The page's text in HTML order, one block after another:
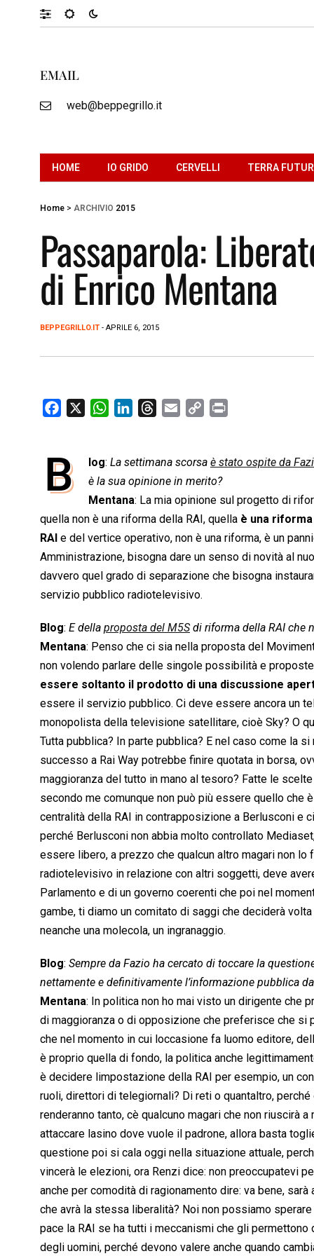
EMAIL
web@beppegrillo.it
HOME IO GRIDO CERVELLI TERRA
Home > ARCHIVIO 2015
Passaparola:
di Enrico Mentana
BEPPEGRILLO.IT - APRILE 6, 2015
e
b
o
k
W
t
s
A
p
p
k
e
d
I
n
e
a
d
s
i
l
y
L
i
n
k
n
B log: La settimana scorsa è stato ospite da
è la sua opinione in merito?
Mentana: La mia opinione sul progetto di
quella non è una riforma della RAI, quella è una
RAI e del vertice operativo, non è una riforma, è un
Amministrazione, bisogna dare un senso di novità al
davvero quel grado di separazione che bisogna
servizio pubblico radiotelevisivo.
Blog: E della proposta del M5Sdi riforma della RAI che
Mentana: Penso che ci sia nella proposta del
non volendo parlare delle singole possibilità e
essere soltanto il prodotto di una discussione
essere il servizio pubblico. Ci deve essere ancora un
monopolista della televisione satellitare, cioè Sky? O
Tutta pubblica? In parte pubblica? E nel caso come la
successo a Rai Way potrebbe finire quotata in borsa,
maggioranza del tutto in mano al tesoro? Fatte le
secondo me comunque non può più essere quello che
centralità della RAI in contrapposizione a Berlusconi e
perché Berlusconi non abbia molto controllato
essere libero, a prezzo che qualcun altro magari non
radiotelevisivo in relazione con altri soggetti, deve
Parlamento e di un governo coerenti che poi nel
gambe, ti diamo un comitato di saggi che deciderà
neanche una molecola, un ingranaggio.
Blog: Sempre da Fazio ha cercato di toccare la
nettamente e definitivamente l’informazione pubblica
Mentana: In politica non ho mai visto un dirigente che
di maggioranza o di opposizione che preferisce che
che nel momento in cui loccasione fa luomo editore,
è proprio quella di fondo, la politica anche
è decidere limpostazione della RAI per esempio, un
ruoli, direttori di telegiornali? Di reti o quantaltro,
renderanno tanto, cè qualcuno magari che non
attaccare lasino dove vuole il padrone, allora basta
questione poi si cala oggi nella situazione attuale,
vincerà le elezioni, ora Renzi dice: non preoccupatevi
anche per comodità di ragionamento dire: va bene,
che avrà la stessa liberalità? Noi non possiamo
pace la RAI se ha tutti i meccanismi che gli
degli uomini, perché devono valere anche quando